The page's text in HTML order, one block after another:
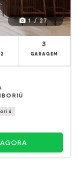
1 / 27
3
GARAGEM